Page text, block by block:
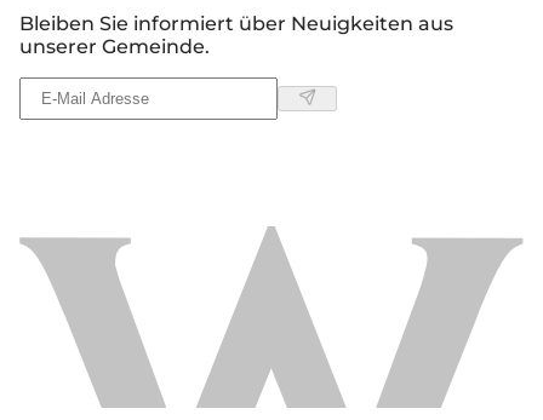
Bleiben Sie informiert über Neuigkeiten aus
unserer Gemeinde.